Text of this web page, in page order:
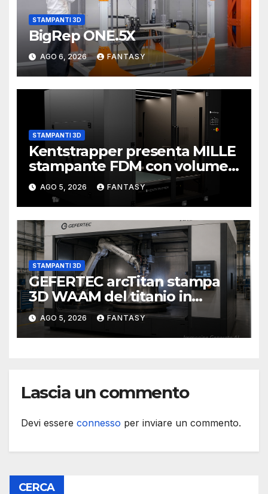
STAMPANTI 3D
BigRep ONE.5X
AGO 6, 2026 FANTASY
STAMPANTI 3D
Kentstrapper presenta MILLE
stampante FDM con volume
di stampa da un metro cubo
AGO 5, 2026 FANTASY
STAMPANTI 3D
GEFERTEC arcTitan stampa
3D WAAM del titanio in
camera inerte
AGO 5, 2026 FANTASY
Lascia un commento
Devi essere connesso per inviare un commento.
CERCA